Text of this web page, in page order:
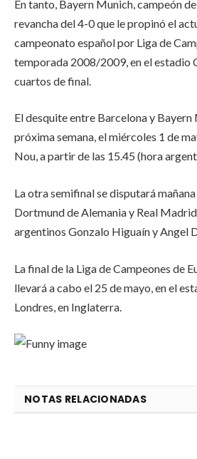
En tanto, Bayern Munich, campeón
revancha del 4-0 que le propinó el
campeonato español por Liga de
temporada 2008/2009, en el estadio
cuartos de final.
El desquite entre Barcelona y
próxima semana, el miércoles 1 de
Nou, a partir de las 15.45 (hora
La otra semifinal se disputará
Dortmund de Alemania y Real Madrid
argentinos Gonzalo Higuaín y Angel
La final de la Liga de Campeones de
llevará a cabo el 25 de mayo, en el
Londres, en Inglaterra.
NOTAS RELACIONADAS